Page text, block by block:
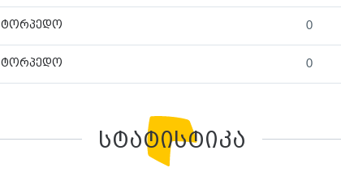
ტორპედო 0
ტორპედო 0
სტატისტიკა